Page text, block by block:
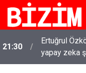
21:30
Ertuğrul
yapay zeka